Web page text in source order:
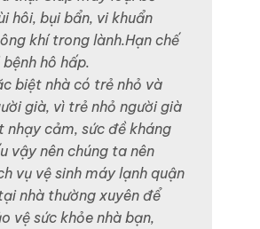
hôi, bụi bẩn, vi khuẩn
khí trong lành.Hạn chế
bệnh hô hấp.
biệt nhà có trẻ nhỏ và
già, vì trẻ nhỏ người già
nhạy cảm, sức đề kháng
vậy nên chúng ta nên
vụ vệ sinh máy lạnh quận
nhà thường xuyên để
vệ sức khỏe nhà bạn,